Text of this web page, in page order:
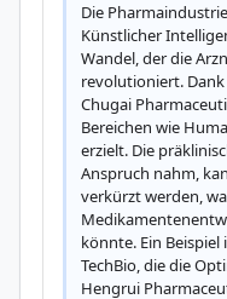
Die
Künstlicher
Wandel, der die
revolutioniert.
Chugai
Bereichen wie
erzielt. Die
Anspruch nahm,
verkürzt werden,
könnte. Ein
TechBio, die die
Hengrui